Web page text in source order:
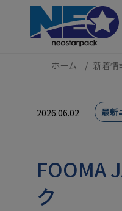
ホーム 新着情
2026.06.02 最新
FOOMA
ク
クッキー利用の管理について